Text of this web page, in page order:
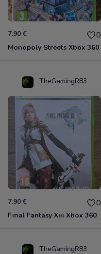
7.90 € 0
Monopoly Streets Xbox 360
TheGamingR83
7.90 € 0
Final Fantasy Xiii Xbox 360
TheGamingR83